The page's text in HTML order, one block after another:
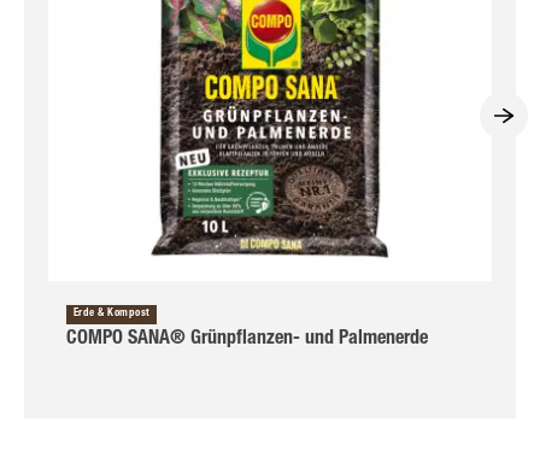
Erde & Kompost
COMPO SANA® Grünpflanzen- und Palmenerde